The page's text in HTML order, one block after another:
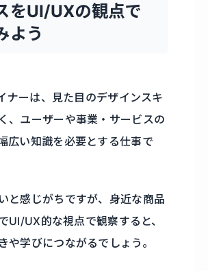
をUI/UXの観点で
よう
ナーは、見た目のデザインスキ
、ユーザーや事業・サービスの
広い知識を必要とする仕事で
と感じがちですが、身近な商品
UI/UX的な視点で観察すると、
や学びにつながるでしょう。